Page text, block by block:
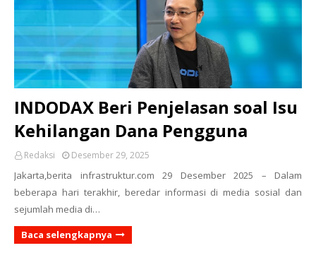
INDODAX Beri Penjelasan soal Isu
Kehilangan Dana Pengguna
Redaksi Desember 29, 2025
Jakarta,berita infrastruktur.com 29 Desember 2025 – Dalam
beberapa hari terakhir, beredar informasi di media sosial dan
sejumlah media di…
Baca selengkapnya